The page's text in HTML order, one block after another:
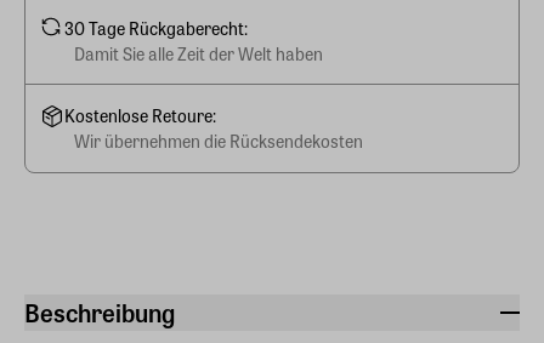
Beschreibung
30 Tage Rückgaberecht:
Damit Sie alle Zeit der Welt haben
Kostenlose Retoure:
Wir übernehmen die Rücksendekosten